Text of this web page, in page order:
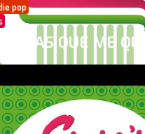
pop
DIGAS QUE ME